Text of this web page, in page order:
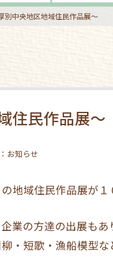
別中央地区地域住民作品展～
住民作品展～
お知らせ
地域住民作品展が１
業の方達の出展も
・短歌・漁船模型な